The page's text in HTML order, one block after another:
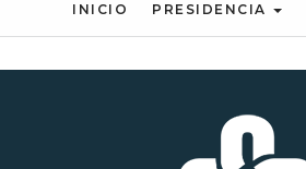
INICIO PRESIDENCIA